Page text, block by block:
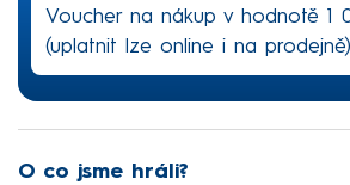
Voucher na nákup v hodnotě 1
(uplatnit lze online i na prodejně)
O co jsme hráli?